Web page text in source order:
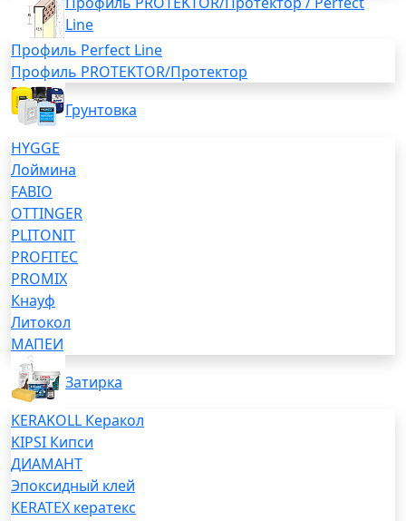
Line
Профиль Perfect Line
Профиль PROTEKTOR/Протектор
Грунтовка
HYGGE
Лоймина
FABIO
OTTINGER
PLITONIT
PROFITEC
PROMIX
Кнауф
Литокол
МАПЕИ
Затирка
KERAKOLL Керакол
KIPSI Кипси
ДИАМАНТ
Эпоксидный клей
KERATEX кератекс